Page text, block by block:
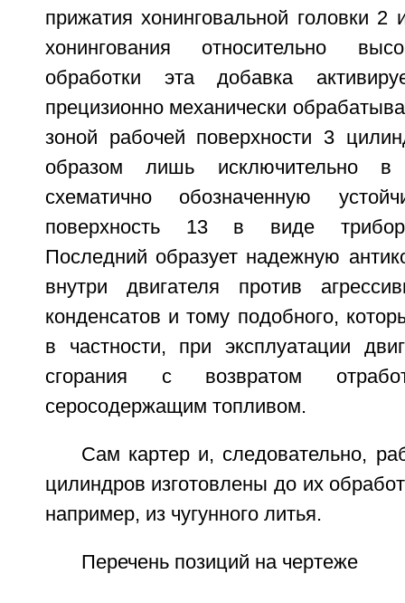
прижатия хонинговальной головки
хонингования относительно
обработки эта добавка
прецизионно механически
зоной рабочей поверхности 3
образом лишь исключительно
схематично обозначенную
поверхность 13 в виде
Последний образует надежную
внутри двигателя против
конденсатов и тому подобного,
в частности, при эксплуатации
сгорания с возвратом
серосодержащим топливом.
Сам картер и, следовательно,
цилиндров изготовлены до их
например, из чугунного литья.
Перечень позиций на чертеже